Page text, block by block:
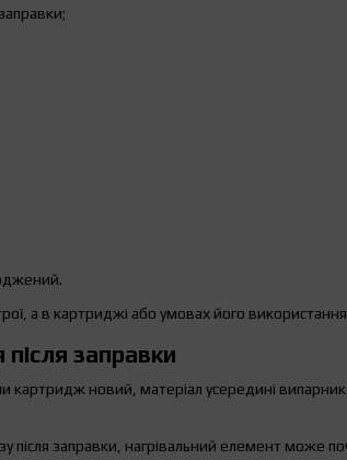
а в картриджі або умовах його
заправки
картридж новий, матеріал усередині
заправки, нагрівальний елемент може